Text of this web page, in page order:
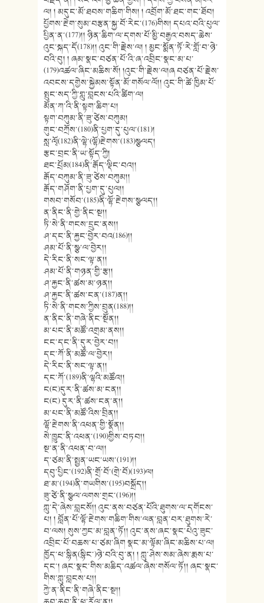
ལ། ། མདུང་མོ་ཐབས་གཆིག་གིས། ། འབྲོག་མོ་ཐང་གང་ཐོབ།
པྱོགས་རྔེག་སུམ་བརྩན་སྐྱ་བོ་རེང་(176)གིས། དཔའ་བའི་པུལ་
པྱིན་ན་(177)།། ཉིན་ཆིག་ལ་དགས་པོ་མྱི་བརྒྱའ་བསད་ཆེས་
འུང་སྐད་དོ(178)།། འུང་གི་རྗེས་ལ། ། མྱང་སྨོན་ཏོ་རེ་གློ་བ་ཉེ་
བའི་བུ། ། ཞམ་སྣང་བཙན་པོ་འི་ཞ་འབྲིང་སྣང་མ་པ་
(179)འཚལ་ཞིང་མཆིས་སོ། །འུང་གི་རྗེས་ལ།ཞ བཙན་པོ་རྗེས་
འབངས་དགྱེས་སྐྱེམས་སྟོན་མོ་གསོལ་ལོ།། འུང་གི་ཚེ་ཁྱིམ་པོ་
སྤུང་སད་ཀྱི་གླུ་བླངས་པའི་ཚིག་ལ།
མོན་ཀ་འི་ནི་སྟག་ཆིག་པ།
སྟག་བཀུམ་ནི་ཟུ་ཙེས་བཀུམ།
གུང་བཀྲོས་(180)ནི་པྱག་དུ་པུལ་(181)།
སླ་ལྭོ(182)ནི་ལྷེ་(ལྷོ)རྔེགས་(183)སྩལད།
རྩང་བྲང་ནི་ཡ་སྟོད་ཀྱི།
ཐང་པྲོམ(184)ནི་རྒོད་ལྡིང་བའ།།
རྒོད་བཀུམ་ནི་ཟུ་ཙེས་བཀུམ།།
རྒོད་གཤོག་ནི་པྱག་དུ་པུལ།།
གསབ་གསོབ་(185)ནི་ལྷོ་རྔེགས་སྩལད།།
ན་ནིང་ནི་གྱེ་ནིང་སྔ།།
ཏི་སེ་ནི་གངས་དྲུང་ནས།།
ཤ་དང་ནི་རྐྱང་བྱེར་བའ(186)།།
ཤམ་པོ་ནི་སྩ་ལ་བྱེར།།
དེ་རིང་ནི་སང་ལྟ་ན།།
ཤམ་པོ་ནི་གཉན་གྱི་རྩ།།
ཤ་རྐྱང་ནི་ཚས་མ་ཉན།།
ཤ་རྐྱང་ནི་ཚས་ངན་(187)ན།།
ཏི་སེ་ནི་གངས་ཀྱིས་བྲུན(188)།།
ན་ནིང་ནི་གཞེ་ནིང་སྔོན།།
མ་པང་ནི་མཚོ་འགྲམ་ནས།།
ངང་དང་ནི་དུར་བྱེར་བ།།
དང་ཀོ་ནི་མཚོ་ལ་བྱེར།།
དེ་རིང་ནི་སང་ལྟ་ན།།
དང་ཀོ་(189)ནི་ལྷའི་མཚོའ།།
ང(ང)དུར་ནི་ཚས་མ་ངན།།
ང(ང) དུར་ནི་ཚས་ངན་ན།།
མ་པང་ནི་མཚོ་འིས་བྲིན།།
ལྷོ་རྔེགས་ནི་འཕན་གྱི་སྣོན།།
སེ་ཁྱུང་ནི་འཕན་(190)གྱིས་བཏབ།།
སྔ་ན་ནི་འཕན་བ་ལ།།
ད་ཙམ་ནི་སྤྱན་ཡང་ཡས་(191)།།
དབུ་པྱིང་(192)ནི་གྲོ་བོ་(གྲེ་བོ)(193)ལ།
ཐ་མ་(194)ནི་གཡགིས་(195)བསྐྲོད།།
ཟུ་ཙེ་ནི་སྩལ་ལགས་གྲང་(196)།།
ཀླུ་དེ་ཞེས་བླངསོ།། འུང་ནས་བཙན་པོའི་ཐུགས་ལ་དགོངས་
པ། ། བློན་པོ་ལྷོ་རྔེགས་གཆིག་གིས་ལན་བླན་བར་ཐུགས་རེ་
བ་ལས། སུས་ཀྱང་མ་བླན་ཏོ།། འུང་ནས་ཞང་སྣང་པེའུ་ཟུང་
འབྲིང་པོ་བཆས་པ་ཙམ་ཞིག སྣང་མ་ལྟོམ་ཞིང་མཆིས་པ་ལ།
ཁྱོད་ཕ་སྙིན(སྙིང་)ཉེ་བའི་བུ་ན། ། ཀླུ་ཤེས་སམ་ཞེས་རྨས་པ་
དང་། ཞང་སྣང་གིས་མཆིད་འཚལ་ཞེས་གསོལ་ཏོ།། ཞང་སྣང་
གིས་ཀླུ་བླངས་པ།།
ཀྱེ་ན་ནིང་ནི་གཞེ་ནིང་སྔ།།